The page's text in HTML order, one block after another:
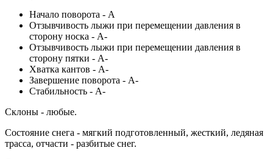
Начало поворота - А
Отзывчивость лыжи при перемещении давления в
сторону носка - А-
Отзывчивость лыжи при перемещении давления в
сторону пятки - А-
Хватка кантов - А-
Завершение поворота - А-
Стабильность - А-
Склоны - любые.
Состояние снега - мягкий подготовленный, жесткий, ледяная
трасса, отчасти - разбитые снег.